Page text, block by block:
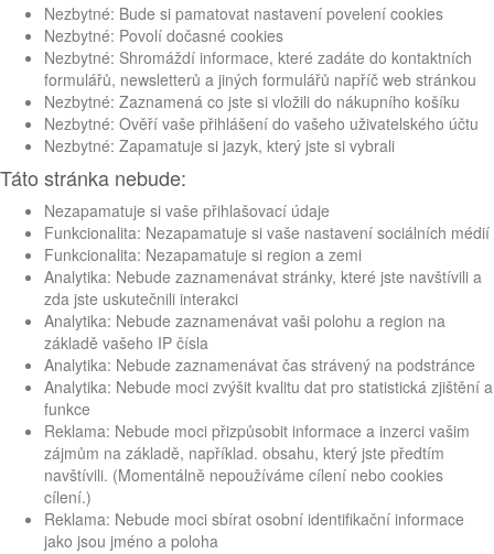
Nezbytné: Bude si pamatovat nastavení povelení cookies
Nezbytné: Povolí dočasné cookies
Nezbytné: Shromáždí informace, které zadáte do kontaktních
formulářů, newsletterů a jiných formulářů napříč web stránkou
Nezbytné: Zaznamená co jste si vložili do nákupního košíku
Nezbytné: Ověří vaše přihlášení do vašeho uživatelského účtu
Nezbytné: Zapamatuje si jazyk, který jste si vybrali
Táto stránka nebude:
Nezapamatuje si vaše přihlašovací údaje
Funkcionalita: Nezapamatuje si vaše nastavení sociálních médií
Funkcionalita: Nezapamatuje si region a zemi
Analytika: Nebude zaznamenávat stránky, které jste navštívili a
zda jste uskutečnili interakci
Analytika: Nebude zaznamenávat vaši polohu a region na
základě vašeho IP čísla
Analytika: Nebude zaznamenávat čas strávený na podstránce
Analytika: Nebude moci zvýšit kvalitu dat pro statistická zjištění a
funkce
Reklama: Nebude moci přizpůsobit informace a inzerci vašim
zájmům na základě, například. obsahu, který jste předtím
navštívili. (Momentálně nepoužíváme cílení nebo cookies
cílení.)
Reklama: Nebude moci sbírat osobní identifikační informace
jako jsou jméno a poloha